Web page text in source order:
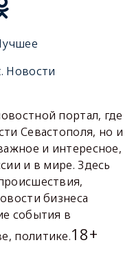
Новости
портал, где
Севастополя, но и
и интересное,
и в мире. Здесь
бизнеса
события в
политике.18+